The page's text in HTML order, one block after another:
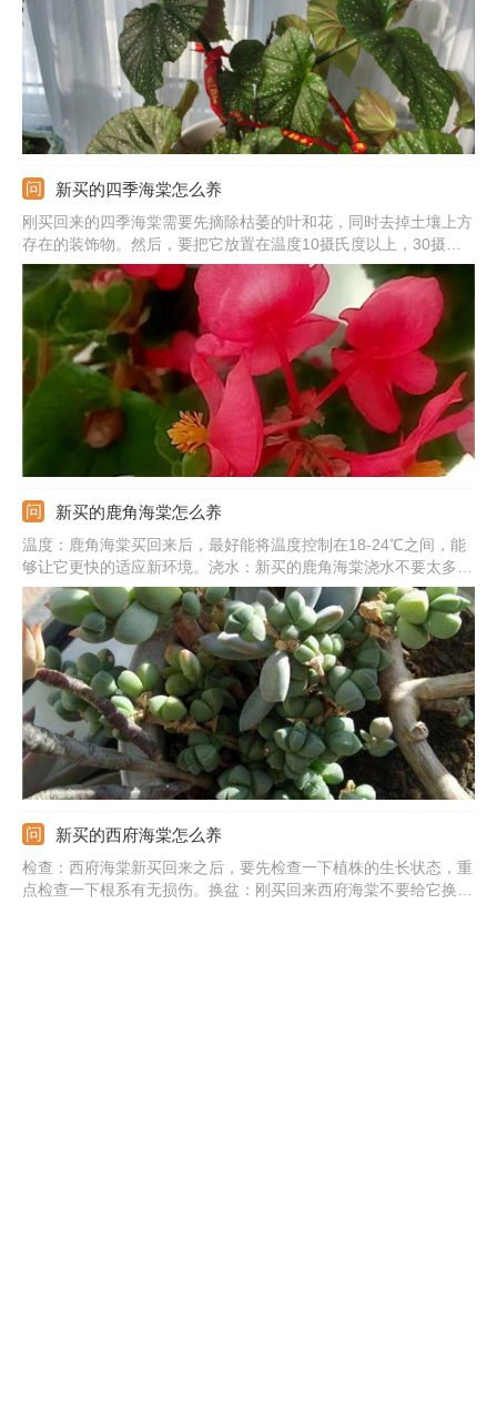
新买的四季海棠怎么养
刚买回来的四季海棠需要先摘除枯萎的叶和花，同时去掉土壤上方
存在的装饰物。然后，要把它放置在温度10摄氏度以上，30摄氏
度以下的室内进行养殖，并且提供给它充足的阳光照射。另外，适
当地减少水肥的施用也必不可少。10天左右之后再考虑施少量的薄
肥即可。
新买的鹿角海棠怎么养
温度：鹿角海棠买回来后，最好能将温度控制在18-24℃之间，能
够让它更快的适应新环境。浇水：新买的鹿角海棠浇水不要太多，
保持土壤的湿润就可以了，浇水过多容易涝根。光照：可以让新买
的鹿角海棠接受适当的阳光照射，有利于它的生长，但要避免被强
光直射。施肥：刚买回来的那段时间先不要施肥，适应新环境后，
可以每半个月给鹿角海棠施肥一次，以氮肥为主。
新买的西府海棠怎么养
检查：西府海棠新买回来之后，要先检查一下植株的生长状态，重
点检查一下根系有无损伤。换盆：刚买回来西府海棠不要给它换